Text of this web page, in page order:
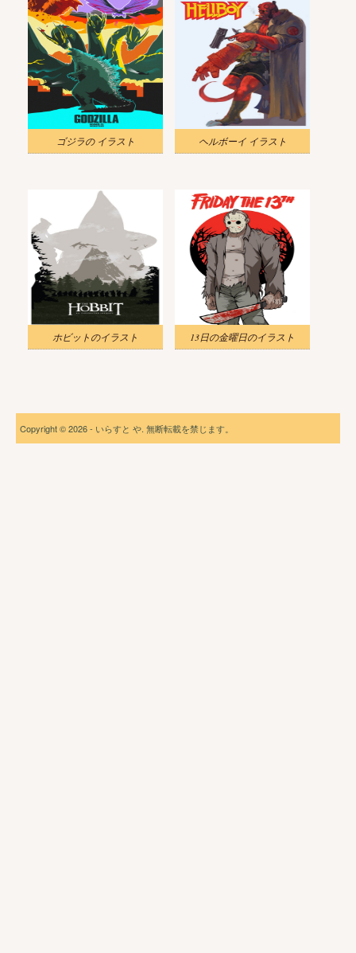
ゴジラの イラスト ヘルボーイ イラスト
ホビットのイラスト 13日の金曜日のイラスト
Copyright © 2026 - いらすと や. 無断転載を禁じます。